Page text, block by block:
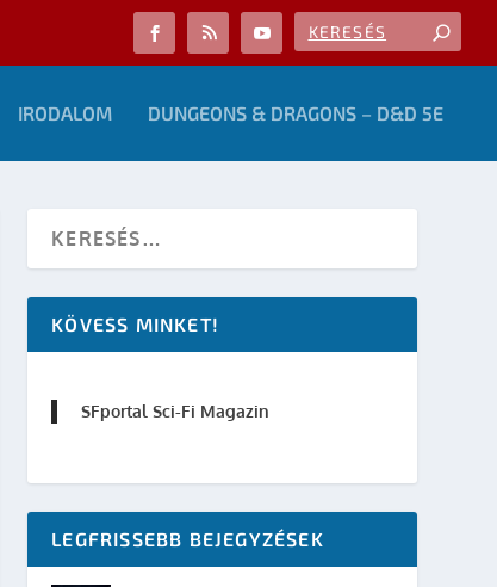
IRODALOM DUNGEONS & DRAGONS – D&D 5E
KÖVESS MINKET!
SFportal Sci-Fi Magazin
LEGFRISSEBB BEJEGYZÉSEK